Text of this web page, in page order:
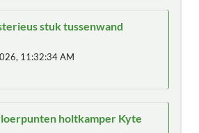
stuk tussenwand
11:32:34 AM
holtkamper Kyte